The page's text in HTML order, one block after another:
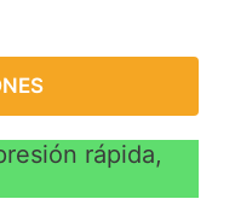
rápida,